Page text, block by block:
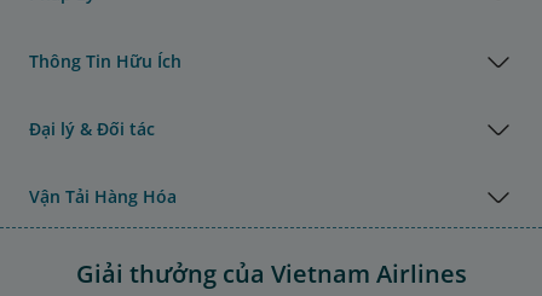
Thông Tin Hữu Ích
Đại lý & Đối tác
Vận Tải Hàng Hóa
Giải thưởng của Vietnam Airlines